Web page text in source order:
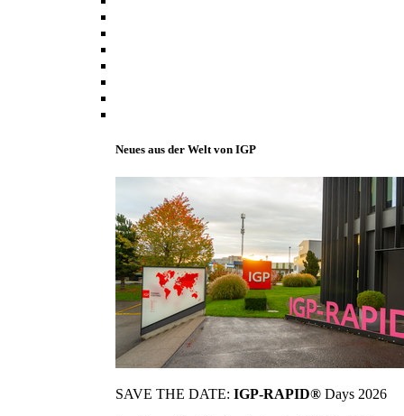
Neues aus der Welt von IGP
SAVE THE DATE: IGP-RAPID® Days 2026